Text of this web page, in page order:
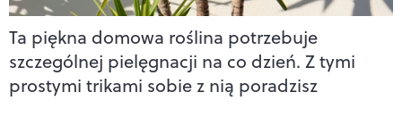
Ta piękna domowa roślina potrzebuje
szczególnej pielęgnacji na co dzień. Z tymi
prostymi trikami sobie z nią poradzisz